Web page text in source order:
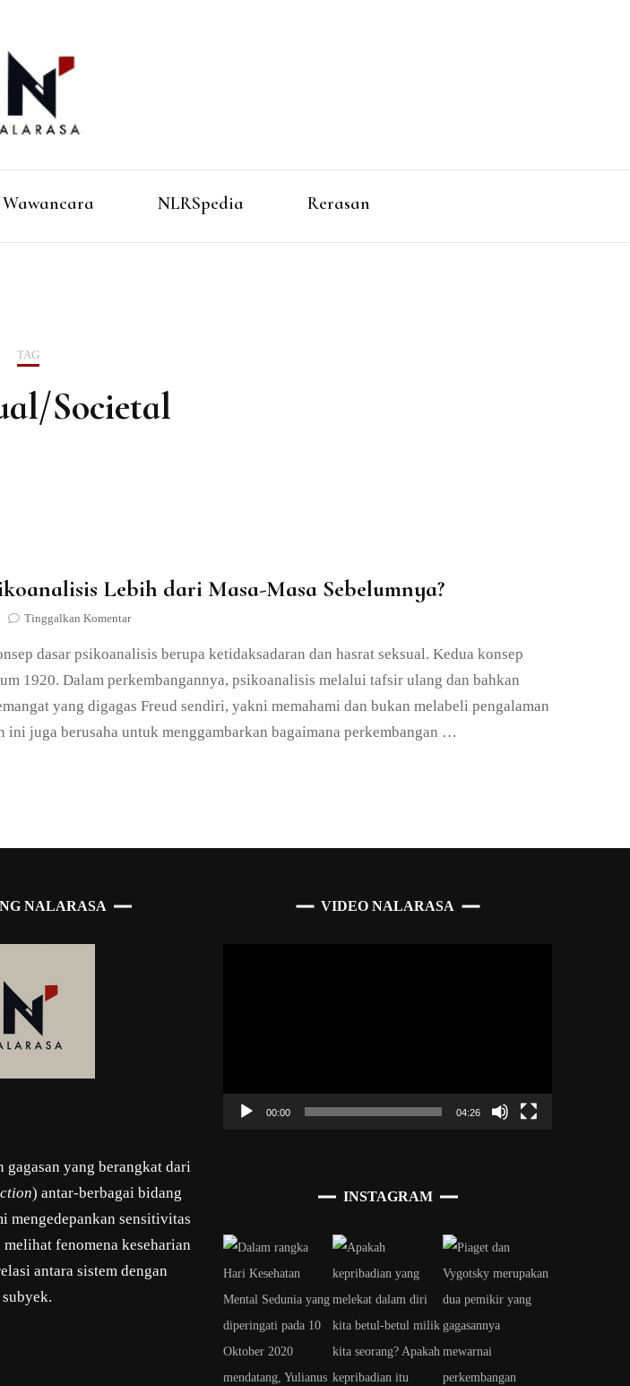
Wawancara NLRSpedia Rerasan
TAG
Societal
Lebih dari Masa-Masa Sebelumnya?
Tinggalkan Komentarpada
Kita
Butuh
Psikoanalisis
Lebih
dari
dasar psikoanalisis berupa ketidaksadaran dan hasrat seksual. Kedua konsep
1920. Dalam perkembangannya, psikoanalisis melalui tafsir ulang dan bahkan
yang digagas Freud sendiri, yakni memahami dan bukan melabeli pengalaman
ini juga berusaha untuk menggambarkan bagaimana perkembangan …
NALARASA
gagasan yang berangkat dari
) antar-berbagai bidang
mengedepankan sensitivitas
fenomena keseharian
antara sistem dengan
subyek.
VIDEO NALARASA
00:00 04:26
INSTAGRAM